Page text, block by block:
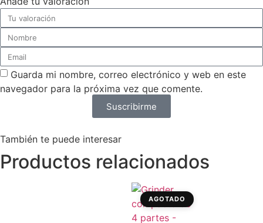
Guarda mi nombre, correo electrónico y web en este
navegador para la próxima vez que comente.
Suscribirme
También te puede interesar
Productos relacionados
AGOTADO